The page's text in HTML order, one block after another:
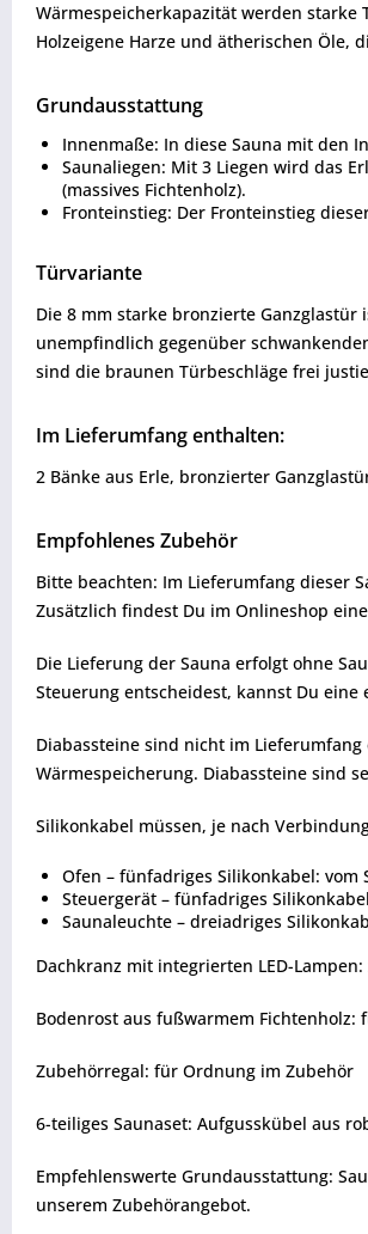
Wärmespeicherkapazität werden
Holzeigene Harze und ätherischen Öle,
Grundausstattung
Innenmaße: In diese Sauna mit den
Saunaliegen: Mit 3 Liegen wird das
(massives Fichtenholz).
Fronteinstieg: Der Fronteinstieg
Türvariante
Die 8 mm starke bronzierte
unempfindlich gegenüber
sind die braunen Türbeschläge frei
Im Lieferumfang enthalten:
2 Bänke aus Erle, bronzierter
Empfohlenes Zubehör
Bitte beachten: Im Lieferumfang dieser
Zusätzlich findest Du im Onlineshop
Die Lieferung der Sauna erfolgt ohne
Steuerung entscheidest, kannst Du
Diabassteine sind nicht im
Wärmespeicherung. Diabassteine sind
Silikonkabel müssen, je nach
Ofen – fünfadriges Silikonkabel: vom
Steuergerät – fünfadriges
Saunaleuchte – dreiadriges
Dachkranz mit integrierten LED-
Bodenrost aus fußwarmem
Zubehörregal: für Ordnung im Zubehör
6-teiliges Saunaset: Aufgusskübel aus
Empfehlenswerte Grundausstattung:
unserem Zubehörangebot.